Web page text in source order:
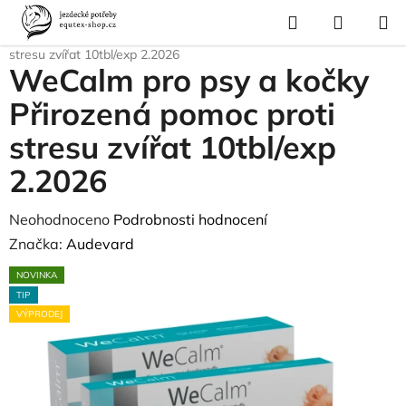
Přejít
obsah
Hledat
KOŠÍK
Domů
Pes a kočka
stresu zvířat 10tbl/exp 2.2026
WeCalm pro psy a kočky
Přirozená pomoc proti
stresu zvířat 10tbl/exp
2.2026
Průměrné
hodnocení
produktu
je
0,0
hvězdiček.
Neohodnoceno Podrobnosti hodnocení
Značka: Audevard
NOVINKA
TIP
VÝPRODEJ